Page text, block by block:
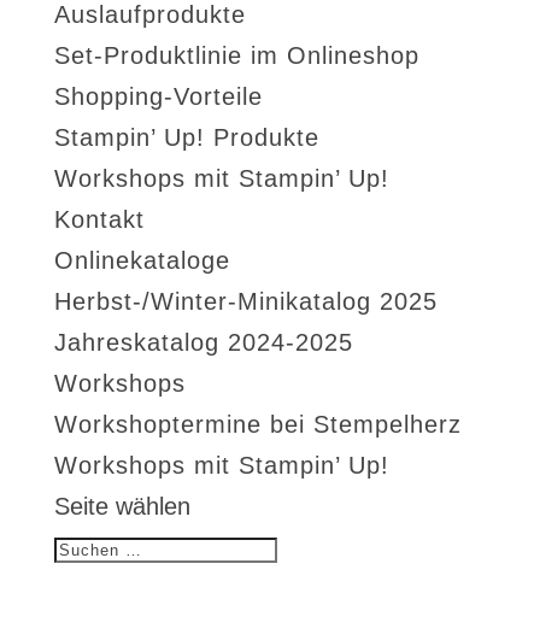
Auslaufprodukte
Set-Produktlinie im Onlineshop
Shopping-Vorteile
Stampin’ Up! Produkte
Workshops mit Stampin’ Up!
Kontakt
Onlinekataloge
Herbst-/Winter-Minikatalog 2025
Jahreskatalog 2024-2025
Workshops
Workshoptermine bei Stempelherz
Workshops mit Stampin’ Up!
Seite wählen